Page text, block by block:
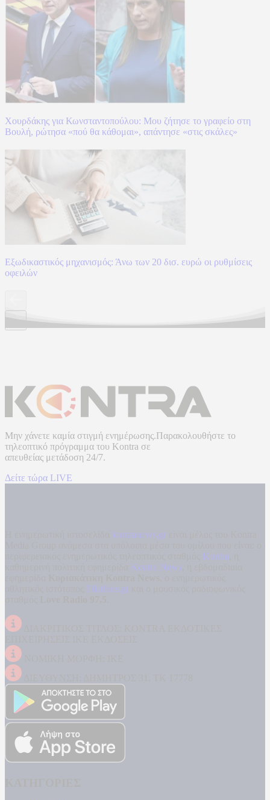
Χουρδάκης για Κωνσταντοπούλου: Μου ζήτησε το γραφείο στη
Βουλή, ρώτησα «πού θα κάθομαι», απάντησε «στις σκάλες»
Εξωδικαστικός μηχανισμός: Άνω των 20 δισ. ευρώ οι ρυθμίσεις
οφειλών
Μην χάνετε καμία στιγμή ενημέρωσης.Παρακολουθήστε το
τηλεοπτικό πρόγραμμα του Kontra σε
απευθείας μετάδοση 24/7.
Δείτε τώρα LIVE
kontranews.gr
Kontra
Kontra News
Filathlos.gr